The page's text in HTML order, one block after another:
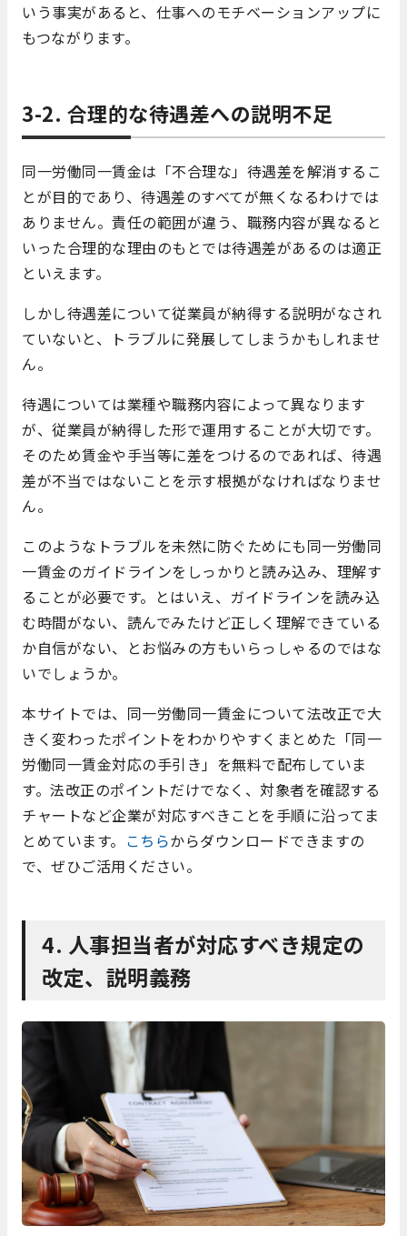
いう事実があると、仕事へのモチベーションアップに
もつながります。
3-2. 合理的な待遇差への説明不足
同一労働同一賃金は「不合理な」待遇差を解消するこ
とが目的であり、待遇差のすべてが無くなるわけでは
ありません。責任の範囲が違う、職務内容が異なると
いった合理的な理由のもとでは待遇差があるのは適正
といえます。
しかし待遇差について従業員が納得する説明がなされ
ていないと、トラブルに発展してしまうかもしれませ
ん。
待遇については業種や職務内容によって異なります
が、従業員が納得した形で運用することが大切です。
そのため賃金や手当等に差をつけるのであれば、待遇
差が不当ではないことを示す根拠がなければなりませ
ん。
このようなトラブルを未然に防ぐためにも同一労働同
一賃金のガイドラインをしっかりと読み込み、理解す
ることが必要です。とはいえ、ガイドラインを読み込
む時間がない、読んでみたけど正しく理解できている
か自信がない、とお悩みの方もいらっしゃるのではな
いでしょうか。
本サイトでは、同一労働同一賃金について法改正で大
きく変わったポイントをわかりやすくまとめた「同一
労働同一賃金対応の手引き」を無料で配布していま
す。法改正のポイントだけでなく、対象者を確認する
チャートなど企業が対応すべきことを手順に沿ってま
とめています。 こちらからダウンロードできますの
で、ぜひご活用ください。
4. 人事担当者が対応すべき規定の
改定、説明義務